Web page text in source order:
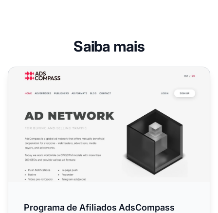
Saiba mais
Programa de Afiliados AdsCompass
Programa de Afiliados AdsCompass